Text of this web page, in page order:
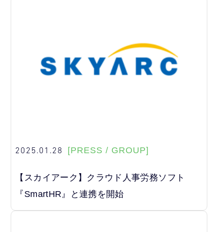
2025.01.28 [PRESS / GROUP]
【スカイアーク】クラウド人事労務ソフト
『SmartHR』と連携を開始